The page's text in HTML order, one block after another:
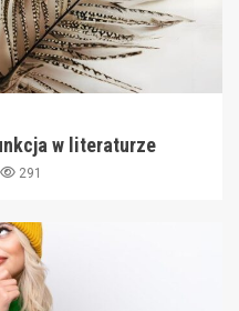
w literaturze
291